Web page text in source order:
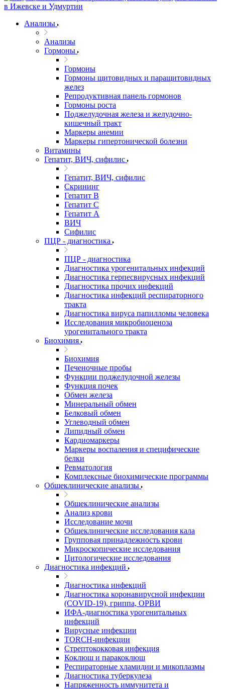
Анализы
Анализы
Гормоны
Гормоны
Гормоны щитовидных и паращитовидных
желез
Репродуктивная панель гормонов
Гормоны роста
Поджелудочная железа и желудочно-
кишечный тракт
Маркеры анемии
Маркеры гипертонической болезни
Витамины
Гепатит, ВИЧ, сифилис
Гепатит, ВИЧ, сифилис
Скрининг
Гепатит В
Гепатит С
Гепатит А
ВИЧ
Сифилис
ПЦР - диагностика
ПЦР - диагностика
Диагностика урогенитальных инфекций
Диагностика герпесвирусных инфекций
Диагностика прочих инфекций
Диагностика инфекций респираторного
тракта
Диагностика вируса папилломы человека
Исследования микробиоценоза
урогенитального тракта
Биохимия
Биохимия
Печеночные пробы
Функции поджелудочной железы
Функция почек
Обмен железа
Минеральный обмен
Белковый обмен
Углеводный обмен
Липидный обмен
Кардиомаркеры
Маркеры воспаления и специфические
белки
Ревматология
Комплексные биохимические программы
Общеклинические анализы
Общеклинические анализы
Анализ крови
Исследование мочи
Общеклинические исследования кала
Групповая принадлежность крови
Микроскопические исследования
Цитологические исследования
Диагностика инфекций
Диагностика инфекций
Диагностика коронавирусной инфекции
(COVID-19), гриппа, ОРВИ
ИФА-диагностика урогенитальных
инфекций
Вирусные инфекции
TORCH-инфекции
Стрептококковая инфекция
Коклюш и паракоклюш
Респираторные хламидии и микоплазмы
Диагностика туберкулеза
Напряженность иммунитета и